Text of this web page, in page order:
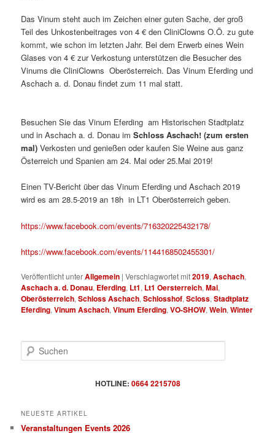
Das Vinum steht auch im Zeichen einer guten Sache, der groß
Teil des Unkostenbeitrages von 4 € den CliniClowns O.Ö. zu gute
kommt, wie schon im letzten Jahr. Bei dem Erwerb eines Wein
Glases von 4 € zur Verkostung unterstützen die Besucher des
Vinums die CliniClowns Oberösterreich. Das Vinum Eferding und
Aschach a. d. Donau findet zum 11 mal statt.
Besuchen Sie das Vinum Eferding am Historischen Stadtplatz
und in Aschach a. d. Donau imSchloss Aschach! (zum ersten
mal) Verkosten und genießen oder kaufen Sie Weine aus ganz
Österreich und Spanien am 24. Mai oder 25.Mai 2019!
Einen TV-Bericht über das Vinum Eferding und Aschach 2019
wird es am 28.5-2019 an 18h in LT1 Oberösterreich geben.
https://www.facebook.com/events/716320225432178/
https://www.facebook.com/events/1144168502455301/
Veröffentlicht unterAllgemein |Verschlagwortet mit2019,Aschach,
Aschach a. d. Donau, Eferding, Lt1, Lt1 Oersterreich,Mai,
Oberösterreich,Schloss Aschach,Schlosshof,Scloss,Stadtplatz
Eferding,Vinum Aschach,Vinum Eferding,VO-SHOW,Wein,Winter
u
HOTLINE: 0664 2215708
NEUESTE ARTIKEL
Veranstaltungen Events 2026